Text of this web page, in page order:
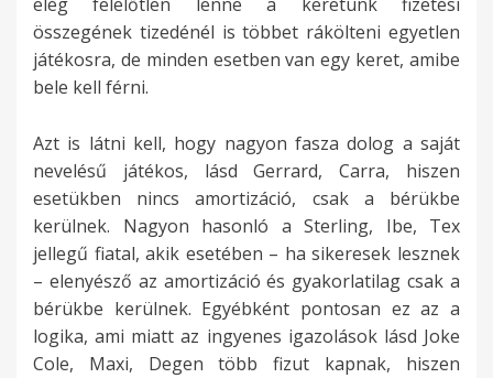
elég felelőtlen lenne a keretünk fizetési
összegének tizedénél is többet rákölteni egyetlen
játékosra, de minden esetben van egy keret, amibe
bele kell férni.
Azt is látni kell, hogy nagyon fasza dolog a saját
nevelésű játékos, lásd Gerrard, Carra, hiszen
esetükben nincs amortizáció, csak a bérükbe
kerülnek. Nagyon hasonló a Sterling, Ibe, Tex
jellegű fiatal, akik esetében – ha sikeresek lesznek
– elenyésző az amortizáció és gyakorlatilag csak a
bérükbe kerülnek. Egyébként pontosan ez az a
logika, ami miatt az ingyenes igazolások lásd Joke
Cole, Maxi, Degen több fizut kapnak, hiszen